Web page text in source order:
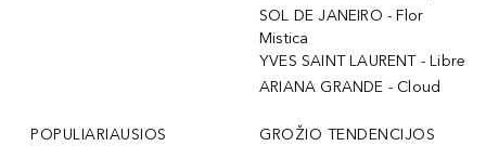
SOL DE JANEIRO - Flor
Mistica
YVES SAINT LAURENT - Libre
ARIANA GRANDE - Cloud
POPULIARIAUSIOS
GROŽIO TENDENCIJOS